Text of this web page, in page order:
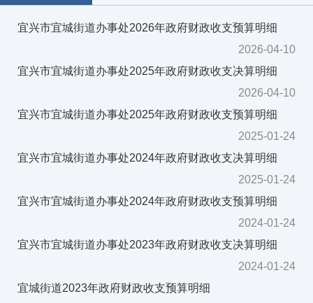
宜兴市宜城街道办事处2026年政府财政收支预算明细
2026-04-10
宜兴市宜城街道办事处2025年政府财政收支决算明细
2026-04-10
宜兴市宜城街道办事处2025年政府财政收支预算明细
2025-01-24
宜兴市宜城街道办事处2024年政府财政收支决算明细
2025-01-24
宜兴市宜城街道办事处2024年政府财政收支预算明细
2024-01-24
宜兴市宜城街道办事处2023年政府财政收支决算明细
2024-01-24
宜城街道2023年政府财政收支预算明细